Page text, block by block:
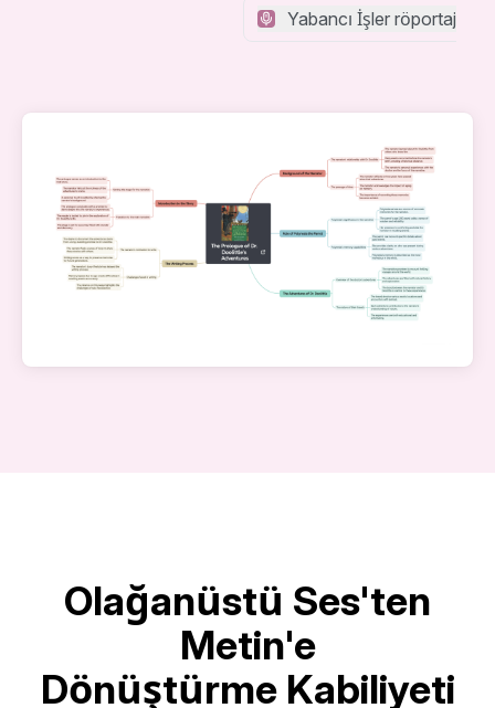
Yabancı İşler röportajı -
Olağanüstü Ses'ten
Metin'e
Dönüştürme Kabiliyeti